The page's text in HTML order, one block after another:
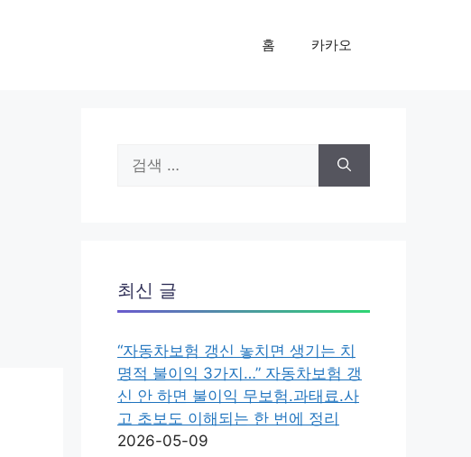
홈 카카오
색:
최신 글
“자동차보험 갱신 놓치면 생기는 치
명적 불이익 3가지…” 자동차보험 갱
신 안 하면 불이익 무보험.과태료.사
고 초보도 이해되는 한 번에 정리
2026-05-09